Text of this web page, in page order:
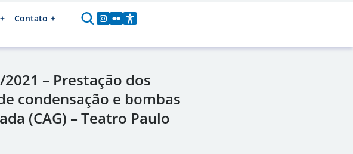
Contato
2021 – Prestação dos
condensação e bombas
(CAG) – Teatro Paulo